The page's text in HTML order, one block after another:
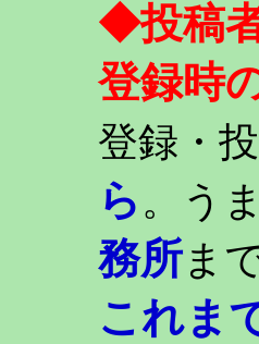
◆投稿
登録時
登録・
ら。う
務所ま
これま